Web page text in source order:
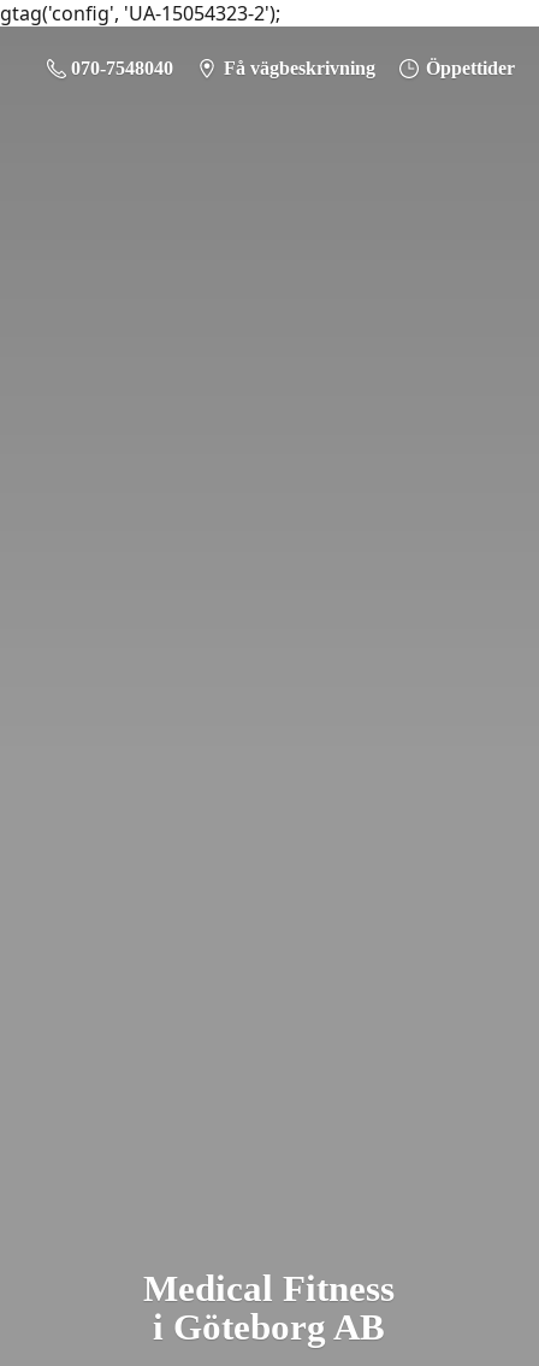
gtag('config', 'UA-15054323-2');
070-7548040 Få vägbeskrivning Öppettider
Medical Fitness
i Göteborg AB